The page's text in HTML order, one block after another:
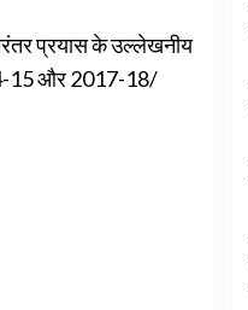
प्रयास के उल्लेखनीय
15 और 2017-18/